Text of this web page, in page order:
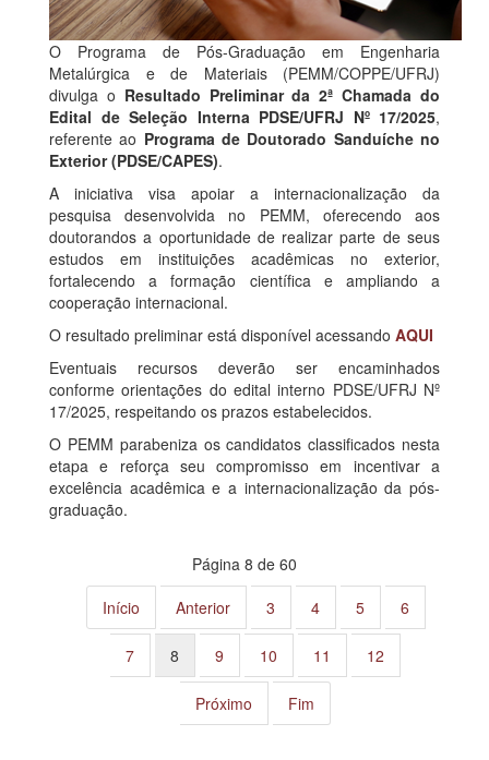
O Programa de Pós-Graduação em Engenharia
Metalúrgica e de Materiais (PEMM/COPPE/UFRJ)
divulga o Resultado Preliminar da 2ª Chamada do
Edital de Seleção Interna PDSE/UFRJ Nº 17/2025,
referente ao Programa de Doutorado Sanduíche no
Exterior (PDSE/CAPES).
A iniciativa visa apoiar a internacionalização da
pesquisa desenvolvida no PEMM, oferecendo aos
doutorandos a oportunidade de realizar parte de seus
estudos em instituições acadêmicas no exterior,
fortalecendo a formação científica e ampliando a
cooperação internacional.
O resultado preliminar está disponível acessando AQUI
Eventuais recursos deverão ser encaminhados
conforme orientações do edital interno PDSE/UFRJ Nº
17/2025, respeitando os prazos estabelecidos.
O PEMM parabeniza os candidatos classificados nesta
etapa e reforça seu compromisso em incentivar a
excelência acadêmica e a internacionalização da pós-
graduação.
Página 8 de 60
Início
Anterior 3 4 5 6
7 8 9 10 11 12
Próximo Fim